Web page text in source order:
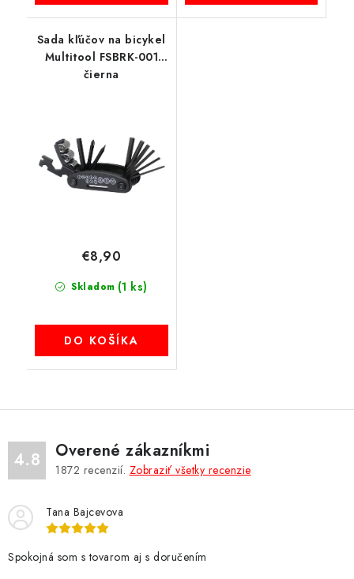
Sada kľúčov na bicykel
Multitool FSBRK-001
čierna
Skladom (1 ks)
€8,90
DO KOŠÍKA
4.8 Overené zákazníkmi
1872 recenzií. Zobraziť všetky recenzie
Tana Bajcevova
Spokojná som s tovarom aj s doručením